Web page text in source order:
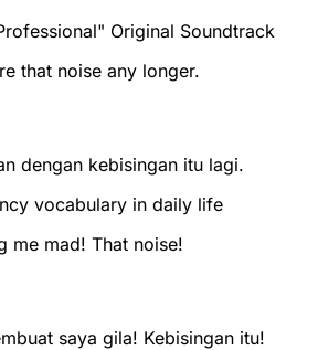
Original Soundtrack
that noise any longer.
dengan kebisingan itu lagi.
vocabulary in daily life
me mad! That noise!
saya gila! Kebisingan itu!